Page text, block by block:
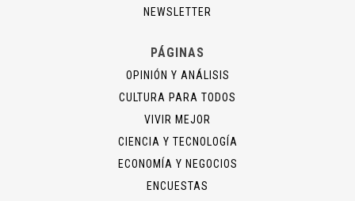
NEWSLETTER
PÁGINAS
OPINIÓN Y ANÁLISIS
CULTURA PARA TODOS
VIVIR MEJOR
CIENCIA Y TECNOLOGÍA
ECONOMÍA Y NEGOCIOS
ENCUESTAS